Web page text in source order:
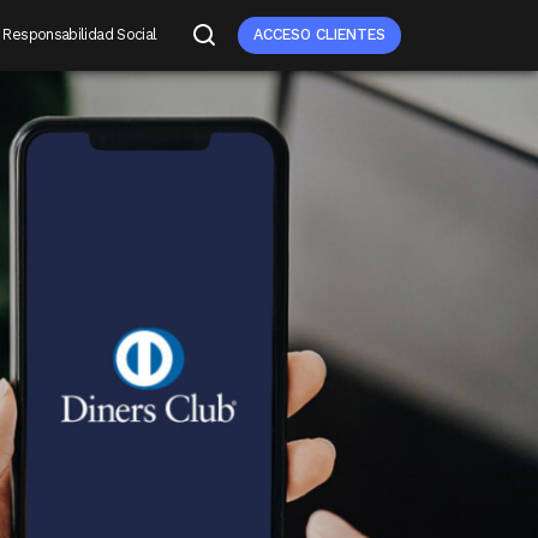
Responsabilidad Social ACCESO CLIENTES